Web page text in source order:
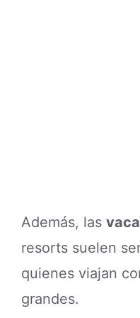
Además, las
resorts suelen
quienes viajan
grandes.